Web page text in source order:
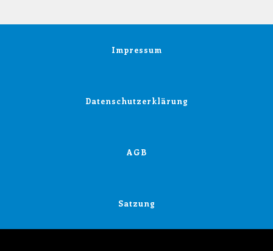
Impressum
Datenschutzerklärung
AGB
Satzung